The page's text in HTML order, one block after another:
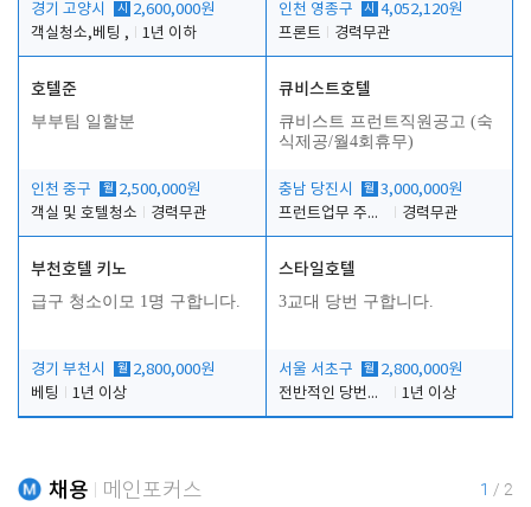
경기 고양시 시
2,600,000원
객실청소,베팅 ,
1년 이하
인천 영종구 시
4,052,120원
프론트
경력무관
호텔준
부부팀 일할분
인천 중구 월 2,500,000원
객실 및 호텔청소
경력무관
큐비스트호텔
큐비스트 프런트직원공고 (숙
식제공/월4회휴무)
충남 당진시 월 3,000,000원
프런트업무 주간, 야간
경력무관
부천호텔 키노
급구 청소이모 1명 구합니다.
경기 부천시 월 2,800,000원
베팅
1년 이상
스타일호텔
3교대 당번 구합니다.
서울 서초구 월 2,800,000원
전반적인 당번업무
1년 이상
채용 메인포커스 1 / 2